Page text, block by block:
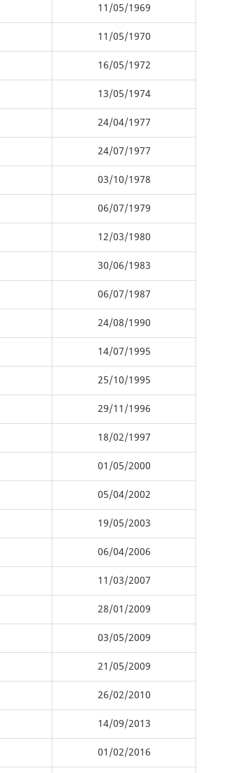
11/05/1969
11/05/1970
16/05/1972
13/05/1974
24/04/1977
24/07/1977
03/10/1978
06/07/1979
12/03/1980
30/06/1983
06/07/1987
24/08/1990
14/07/1995
25/10/1995
29/11/1996
18/02/1997
01/05/2000
05/04/2002
19/05/2003
06/04/2006
11/03/2007
28/01/2009
03/05/2009
21/05/2009
26/02/2010
14/09/2013
01/02/2016